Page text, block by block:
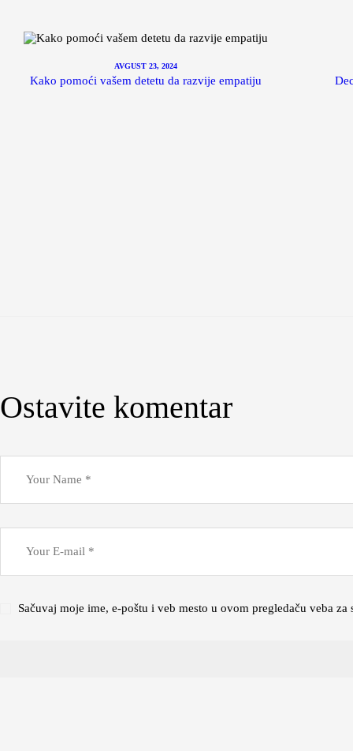
AVGUST 23, 2024
Kako pomoći vašem detetu da razvije empatiju
Ostavite komentar
Sačuvaj moje ime, e-poštu i veb mesto u ovom pregledaču veba za